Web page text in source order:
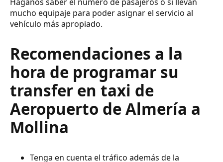
mucho equipaje para poder asignar el servicio al
vehículo más apropiado.
Recomendaciones a la
hora de programar su
transfer en taxi de
Aeropuerto de Almería a
Mollina
Tenga en cuenta el tráfico además de la